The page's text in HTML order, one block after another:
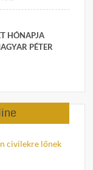
HÓNAPJA
PÉTER
civilekre lőnek